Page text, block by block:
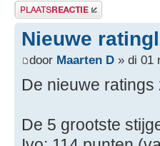
Plaats een reactie
Nieuwe
door Maarten D » di 01
De nieuwe
De 5 grootste